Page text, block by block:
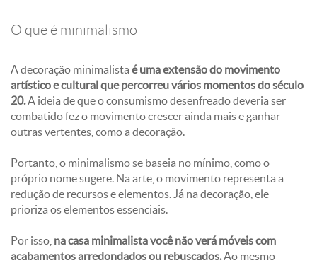
O que é minimalismo
A decoração minimalista é uma extensão do movimento
artístico e cultural que percorreu vários momentos do século
20.A ideia de que o consumismo desenfreado deveria ser
combatido fez o movimento crescer ainda mais e ganhar
outras vertentes, como a decoração.
Portanto, o minimalismo se baseia no mínimo, como o
próprio nome sugere. Na arte, o movimento representa a
redução de recursos e elementos. Já na decoração, ele
prioriza os elementos essenciais.
Por isso, na casa minimalista você não verá móveis com
acabamentos arredondados ou rebuscados.Ao mesmo